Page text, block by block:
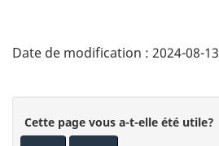
Date de modification : 2024-08-13
Cette page vous a-t-elle été utile?